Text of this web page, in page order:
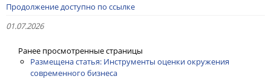
Продолжение доступно по ссылке
01.07.2026
Ранее просмотренные страницы
Размещена статья: Инструменты оценки окружения
современного бизнеса